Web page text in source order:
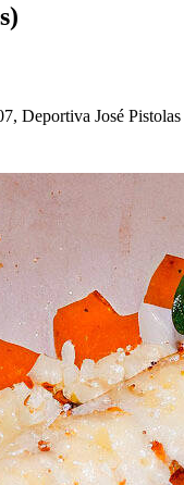
s)
Deportiva José Pistolas